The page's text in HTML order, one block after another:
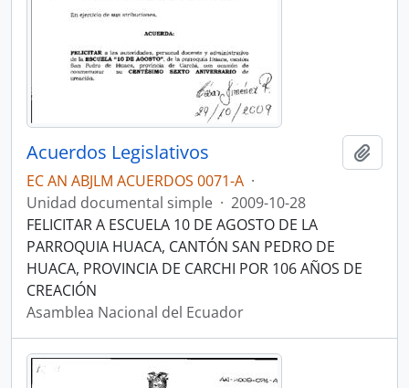
Acuerdos Legislativos
EC AN ABJLM ACUERDOS 0071-A ·
Unidad documental simple · 2009-10-28
FELICITAR A ESCUELA 10 DE AGOSTO DE LA
PARROQUIA HUACA, CANTÓN SAN PEDRO DE
HUACA, PROVINCIA DE CARCHI POR 106 AÑOS DE
CREACIÓN
Asamblea Nacional del Ecuador